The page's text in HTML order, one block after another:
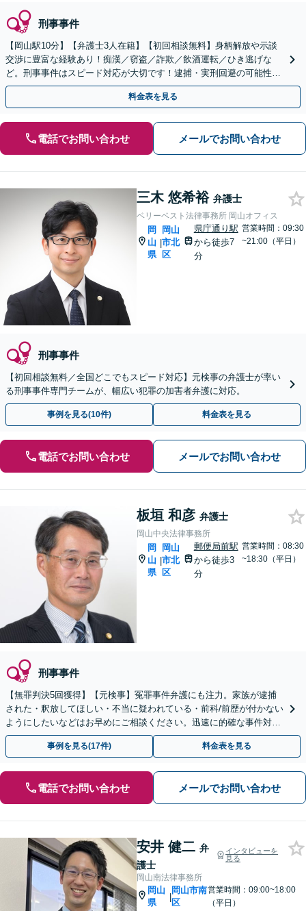
刑事事件
【岡山駅10分】【弁護士3人在籍】【初回相談無料】身柄解放や示談
交渉に豊富な経験あり！痴漢／窃盗／詐欺／飲酒運転／ひき逃げな
ど。刑事事件はスピード対応が大切です！逮捕・実刑回避の可能性が
ある内に今すぐお電話を【土日祝／夜間対応可】
料金表を見る
電話でお問い合わせ メールでお問い合わせ
三木 悠希裕 弁護士
ベリーベスト法律事務所 岡山オフィス
岡
山
県
|
岡山
市北
区
県庁通り駅
から徒歩7
分
営業時間：09:30
~21:00（平日）
刑事事件
【初回相談無料／全国どこでもスピード対応】元検事の弁護士が率い
る刑事事件専門チームが、幅広い犯罪の加害者弁護に対応。
事例を見る(10件) 料金表を見る
電話でお問い合わせ メールでお問い合わせ
板垣 和彦 弁護士
岡山中央法律事務所
岡
山
県
|
岡山
市北
区
郵便局前駅
から徒歩3
分
営業時間：08:30
~18:30（平日）
刑事事件
【無罪判決5回獲得】【元検事】冤罪事件弁護にも注力。家族が逮捕
された・釈放してほしい・不当に疑われている・前科/前歴が付かない
ようにしたいなどはお早めにご相談ください。迅速に的確な事件対応
に定評あり。【夜間休日・全国対応可】【分割払い可】
事例を見る(17件) 料金表を見る
電話でお問い合わせ メールでお問い合わせ
安井 健二 弁
護士
インタビューを
見る
岡山南法律事務所
岡山
県
|
岡山市南
区
営業時間：09:00~18:00
（平日）